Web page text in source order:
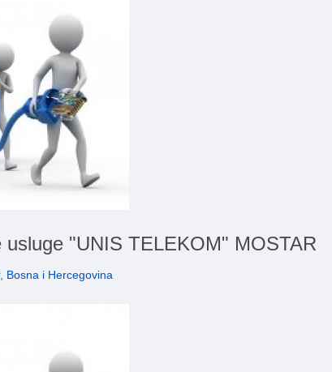
usluge "UNIS TELEKOM" MOSTAR
Bosna i Hercegovina